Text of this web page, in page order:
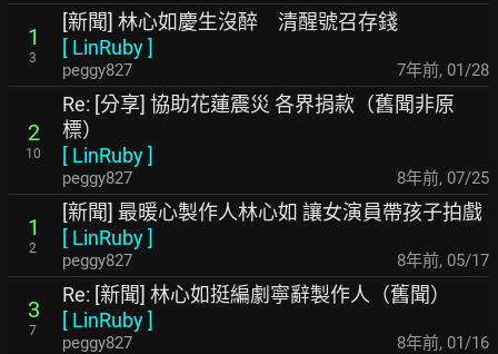
1
3
[新聞] 林心如慶生沒醉 清醒號召存錢
[ LinRuby]
peggy827 7年前, 01/28
2
10
Re: [分享] 協助花蓮震災 各界捐款（舊聞非原
標）
[ LinRuby]
peggy827 8年前, 07/25
1
2
[新聞] 最暖心製作人林心如 讓女演員帶孩子拍戲
[ LinRuby]
peggy827 8年前, 05/17
3
7
Re: [新聞] 林心如挺編劇寧辭製作人（舊聞）
[ LinRuby]
peggy827 8年前, 01/16